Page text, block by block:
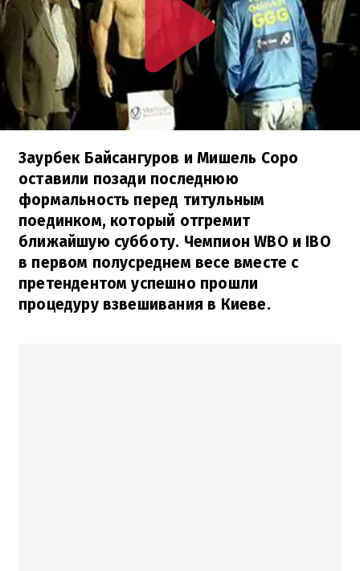
Заурбек Байсангуров и Мишель Соро
оставили позади последнюю
формальность перед титульным
поединком, который отгремит
ближайшую субботу. Чемпион WBO и IBO
в первом полусреднем весе вместе с
претендентом успешно прошли
процедуру взвешивания в Киеве.